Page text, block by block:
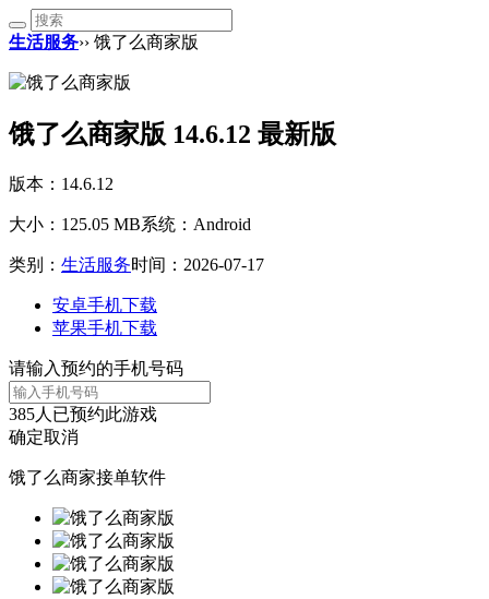
生活服务›› 饿了么商家版
饿了么商家版 14.6.12 最新版
版本：14.6.12
大小：125.05 MB系统：Android
类别： 生活服务时间：2026-07-17
安卓手机下载
苹果手机下载
请输入预约的手机号码
385人已预约此游戏
确定取消
饿了么商家接单软件